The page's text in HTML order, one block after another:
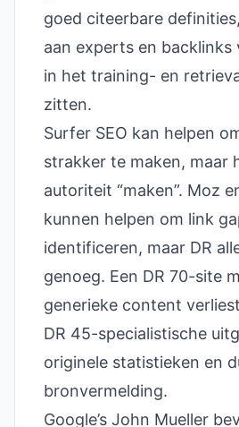
goed citeerbare
aan experts en backlinks
in het training- en
zitten.
Surfer SEO kan helpen
strakker te maken, maar
autoriteit “maken”. Moz
kunnen helpen om link
identificeren, maar DR
genoeg. Een DR 70-site
generieke content
DR 45-specialistische
originele statistieken en
bronvermelding.
Google’s John Mueller